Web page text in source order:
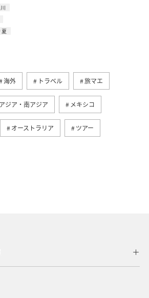
川
夏
海外 トラベル 旅マエ
ジア・南アジア メキシコ
オーストラリア ツアー
ベルギー スイス フランス
ーデン